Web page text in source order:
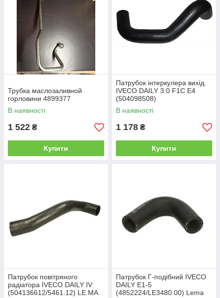
Трубка маслозаливной
горловини 4899377
В наявності
1 522 ₴
Купити
Патрубок інтеркулера вихід.
IVECO DAILY 3.0 F1C Е4
(504098508)
В наявності
1 178 ₴
Купити
Патрубок повітряного
радіатора IVECO DAILY IV
(504136612/5461.12) LE.MA
Патрубок Г-подібний IVECO
DAILY E1-5
(4852224/LE3480.00) Lema